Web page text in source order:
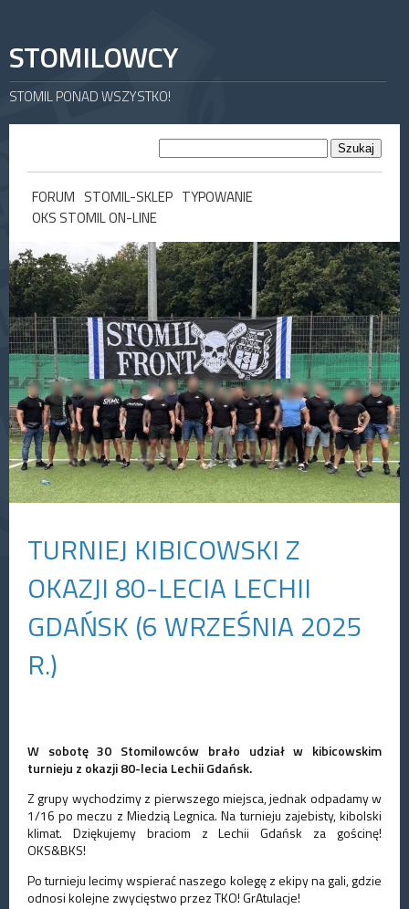
STOMILOWCY
STOMIL PONAD WSZYSTKO!
FORUM STOMIL-SKLEP TYPOWANIE
OKS STOMIL ON-LINE
TURNIEJ KIBICOWSKI Z
OKAZJI 80-LECIA LECHII
GDAŃSK (6 WRZEŚNIA 2025
R.)
W sobotę 30 Stomilowców brało udział w kibicowskim
turnieju z okazji 80-lecia Lechii Gdańsk.
Z grupy wychodzimy z pierwszego miejsca, jednak odpadamy w
1/16 po meczu z Miedzią Legnica. Na turnieju zajebisty, kibolski
klimat. Dziękujemy braciom z Lechii Gdańsk za gościnę!
OKS&BKS!
Po turnieju lecimy wspierać naszego kolegę z ekipy na gali, gdzie
odnosi kolejne zwycięstwo przez TKO! GrAtulacje!